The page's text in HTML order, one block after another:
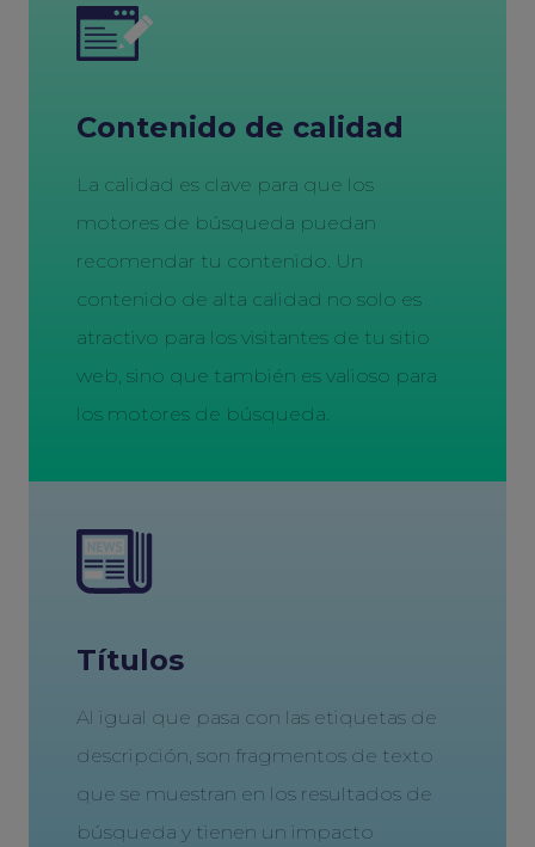
Contenido de calidad
La calidad es clave para que los
motores de búsqueda puedan
recomendar tu contenido. Un
contenido de alta calidad no solo es
atractivo para los visitantes de tu sitio
web, sino que también es valioso para
los motores de búsqueda.
Títulos
Al igual que pasa con las etiquetas de
descripción, son fragmentos de texto
que se muestran en los resultados de
búsqueda y tienen un impacto